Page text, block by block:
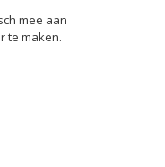
mee aan
te maken.